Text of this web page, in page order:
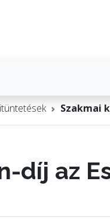
Szakmai
díj az